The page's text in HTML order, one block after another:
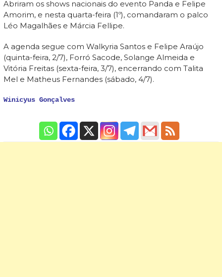
Abriram os shows nacionais do evento Panda e Felipe
Amorim, e nesta quarta-feira (1º), comandaram o palco
Léo Magalhães e Márcia Fellipe.
A agenda segue com Walkyria Santos e Felipe Araújo
(quinta-feira, 2/7), Forró Sacode, Solange Almeida e
Vitória Freitas (sexta-feira, 3/7), encerrando com Talita
Mel e Matheus Fernandes (sábado, 4/7).
Winicyus Gonçalves